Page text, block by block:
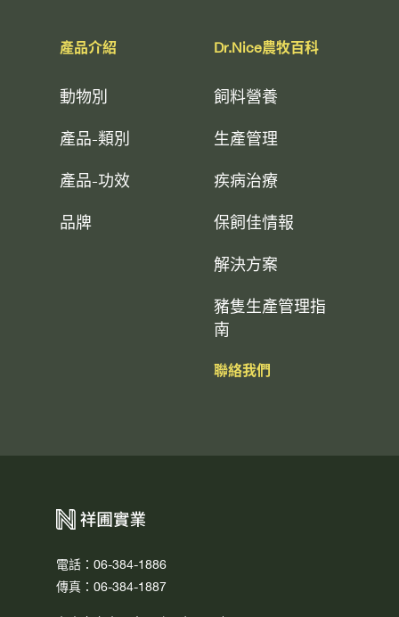
產品介紹
動物別
產品-類別
產品-功效
品牌
Dr.Nice農牧百科
飼料營養
生產管理
疾病治療
保飼佳情報
解決方案
豬隻生產管理指
南
聯絡我們
電話：06-384-1886
傳真：06-384-1887